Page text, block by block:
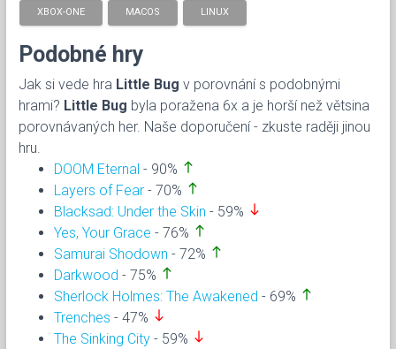
XBOX-ONE MACOS LINUX
Podobné hry
Jak si vede hra Little Bug v porovnání s podobnými
hrami? Little Bug byla poražena 6x a je horší než větsina
porovnávaných her. Naše doporučení - zkuste raději jinou
hru.
DOOM Eternal - 90% north
Layers of Fear - 70% north
Blacksad: Under the Skin - 59% south
Yes, Your Grace - 76% north
Samurai Shodown - 72% north
Darkwood - 75% north
Sherlock Holmes: The Awakened - 69% north
Trenches - 47% south
The Sinking City - 59% south